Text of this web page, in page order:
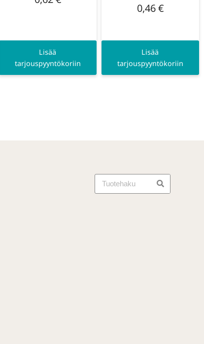
Lisää
tarjouspyyntökoriin
0,46€
Lisää
tarjouspyyntökoriin